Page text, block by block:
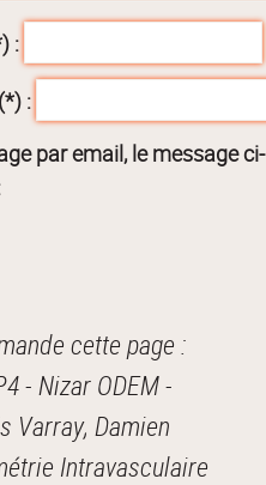
:
:
par email, le message ci-
cette page :
- Nizar ODEM -
Varray, Damien
Intravasculaire